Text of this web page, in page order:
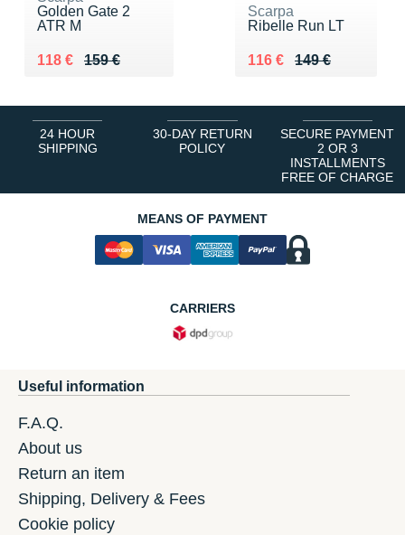
Golden Gate 2
ATR M
159 €
Au lieu de 159 €
118 €
Vendu 118 €
Scarpa
Ribelle Run LT
149 €
Au lieu de 149 €
116 €
Vendu 116 €
24 HOUR
SHIPPING
30-DAY RETURN
POLICY
SECURE PAYMENT
2 OR 3
INSTALLMENTS
FREE OF CHARGE
MEANS OF PAYMENT
CARRIERS
Useful information
F.A.Q.
About us
Return an item
Shipping, Delivery & Fees
Cookie policy